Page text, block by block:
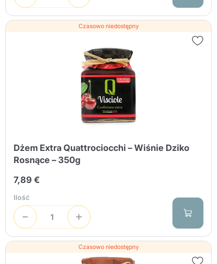
Czasowo niedostępny
Dżem Extra Quattrociocchi – Wiśnie Dziko
Rosnące – 350g
7,89 €
Ilość
Czasowo niedostępny